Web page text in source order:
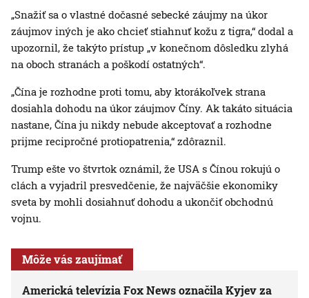
„Snažiť sa o vlastné dočasné sebecké záujmy na úkor
záujmov iných je ako chcieť stiahnuť kožu z tigra,“ dodal a
upozornil, že takýto prístup „v konečnom dôsledku zlyhá
na oboch stranách a poškodí ostatných“.
„Čína je rozhodne proti tomu, aby ktorákoľvek strana
dosiahla dohodu na úkor záujmov Číny. Ak takáto situácia
nastane, Čína ju nikdy nebude akceptovať a rozhodne
prijme recipročné protiopatrenia,“ zdôraznil.
Trump ešte vo štvrtok oznámil, že USA s Čínou rokujú o
clách a vyjadril presvedčenie, že najväčšie ekonomiky
sveta by mohli dosiahnuť dohodu a ukončiť obchodnú
vojnu.
Môže vás zaujímať
Americká televízia Fox News označila Kyjev za